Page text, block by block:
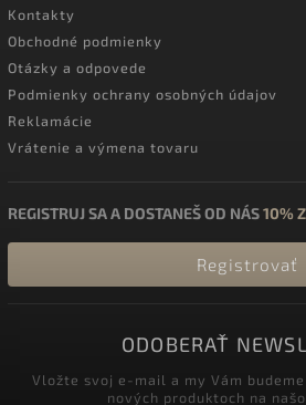
Kontakty
Obchodné podmienky
Otázky a odpovede
Podmienky ochrany osobných údajov
Reklamácie
Vrátenie a výmena tovaru
REGISTRUJ SA A DOSTANEŠ OD NÁS10%
Registrovať
ODOBERAŤ
Vložte svoj e-mail a my Vám
nových produktoch na